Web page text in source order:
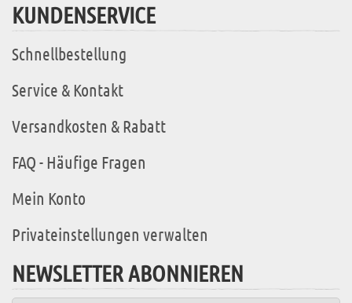
KUNDENSERVICE
Schnellbestellung
Service & Kontakt
Versandkosten & Rabatt
FAQ - Häufige Fragen
Mein Konto
Privateinstellungen verwalten
NEWSLETTER ABONNIEREN